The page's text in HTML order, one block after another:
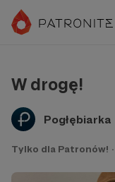
W drogę!
Pogłębiarka
Tylko dla Patronów! ·